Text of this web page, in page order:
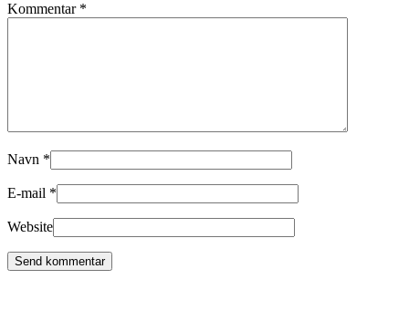
Kommentar *
Navn *
E-mail *
Website